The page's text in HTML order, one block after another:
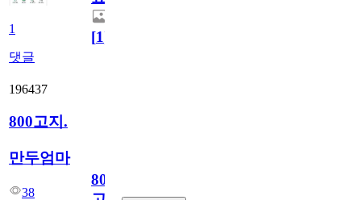
1
댓글
[1]
196437
800고지.
만두엄마
38
800